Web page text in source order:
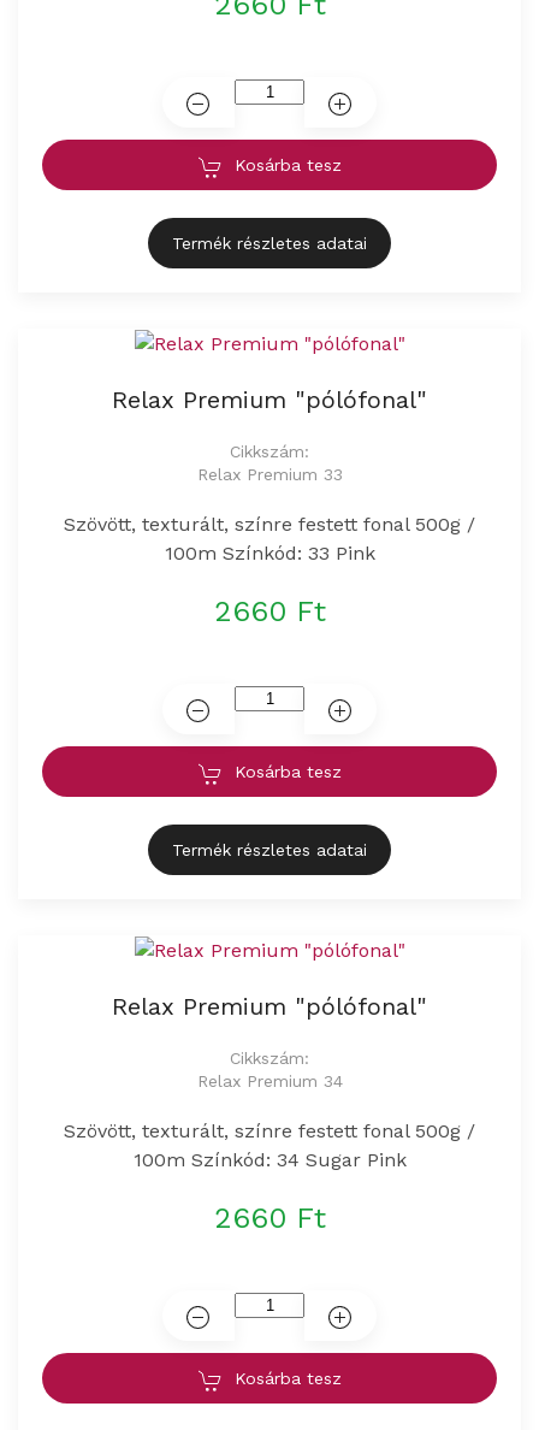
Kosárba tesz
Termék részletes adatai
Relax Premium "pólófonal"
Cikkszám:
Relax Premium 33
Szövött, texturált, színre festett fonal 500g /
100m Színkód: 33 Pink
2660 Ft
Kosárba tesz
Termék részletes adatai
Relax Premium "pólófonal"
Cikkszám:
Relax Premium 34
Szövött, texturált, színre festett fonal 500g /
100m Színkód: 34 Sugar Pink
2660 Ft
Kosárba tesz